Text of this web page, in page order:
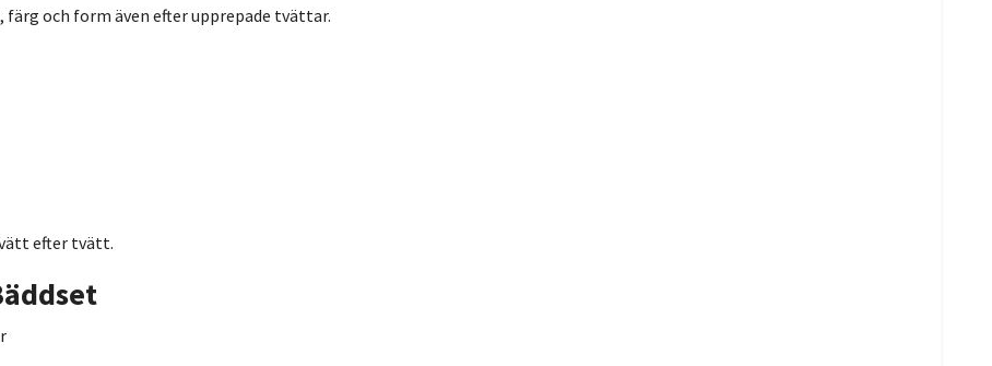
och form även efter upprepade tvättar.
efter tvätt.